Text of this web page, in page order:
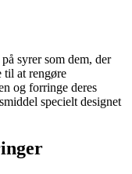
syrer som dem, der
til at rengøre
og forringe deres
specielt designet